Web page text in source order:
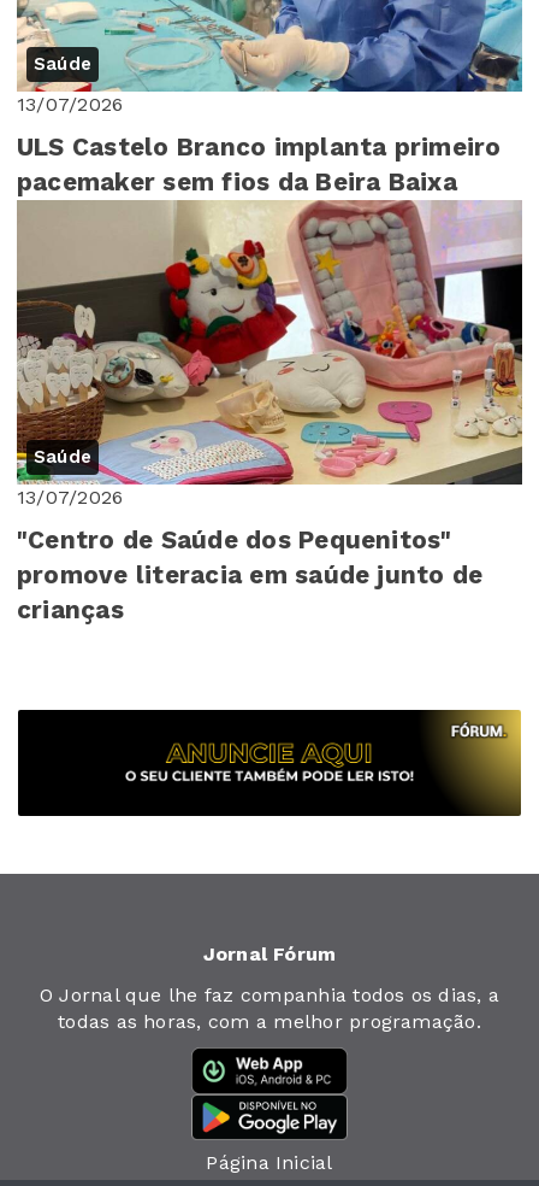
Saúde
13/07/2026
ULS Castelo Branco implanta primeiro
pacemaker sem fios da Beira Baixa
Saúde
13/07/2026
"Centro de Saúde dos Pequenitos"
promove literacia em saúde junto de
crianças
Jornal Fórum
O Jornal que lhe faz companhia todos os dias, a
todas as horas, com a melhor programação.
Página Inicial